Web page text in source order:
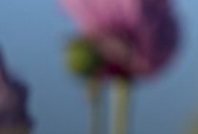
springen